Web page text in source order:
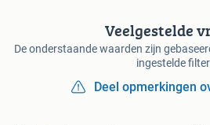
Veelgestelde
De onderstaande waarden zijn
ingestelde
Deel opmerkingen